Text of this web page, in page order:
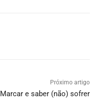
Próximo artigo
Marcar e saber (não) sofrer